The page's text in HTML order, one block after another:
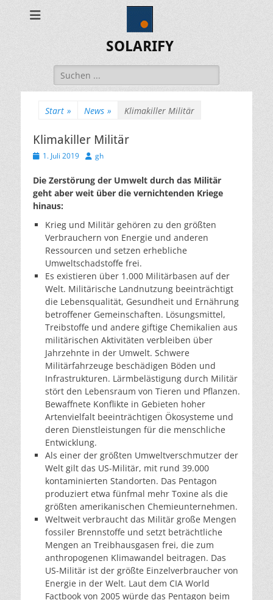
SOLARIFY
Suchen
nach:
Start » News » Klimakiller Militär
Klimakiller Militär
Veröffentlicht
1. Juli 2019 Autor
gh
Die Zerstörung der Umwelt durch das Militär
geht aber weit über die vernichtenden Kriege
hinaus:
Krieg und Militär gehören zu den größten
Verbrauchern von Energie und anderen
Ressourcen und setzen erhebliche
Umweltschadstoffe frei.
Es existieren über 1.000 Militärbasen auf der
Welt. Militärische Landnutzung beeinträchtigt
die Lebensqualität, Gesundheit und Ernährung
betroffener Gemeinschaften. Lösungsmittel,
Treibstoffe und andere giftige Chemikalien aus
militärischen Aktivitäten verbleiben über
Jahrzehnte in der Umwelt. Schwere
Militärfahrzeuge beschädigen Böden und
Infrastrukturen. Lärmbelästigung durch Militär
stört den Lebensraum von Tieren und Pflanzen.
Bewaffnete Konflikte in Gebieten hoher
Artenvielfalt beeinträchtigen Ökosysteme und
deren Dienstleistungen für die menschliche
Entwicklung.
Als einer der größten Umweltverschmutzer der
Welt gilt das US-Militär, mit rund 39.000
kontaminierten Standorten. Das Pentagon
produziert etwa fünfmal mehr Toxine als die
größten amerikanischen Chemieunternehmen.
Weltweit verbraucht das Militär große Mengen
fossiler Brennstoffe und setzt beträchtliche
Mengen an Treibhausgasen frei, die zum
anthropogenen Klimawandel beitragen. Das
US-Militär ist der größte Einzelverbraucher von
Energie in der Welt. Laut dem CIA World
Factbook von 2005 würde das Pentagon beim